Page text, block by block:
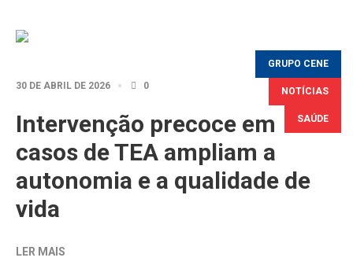
GRUPO CENE
NOTÍCIAS
SAÚDE
30 DE ABRIL DE 2026 0
Intervenção precoce em
casos de TEA ampliam a
autonomia e a qualidade de
vida
LER MAIS